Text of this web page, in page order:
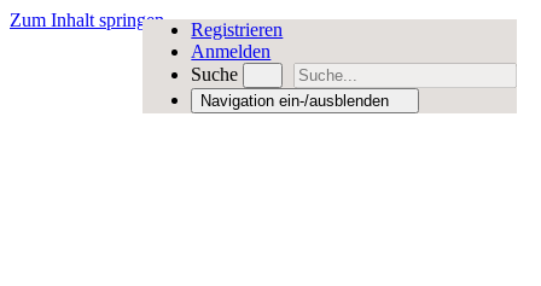
Zum Inhalt springen
Registrieren
Anmelden
Suche
Navigation ein-/ausblenden